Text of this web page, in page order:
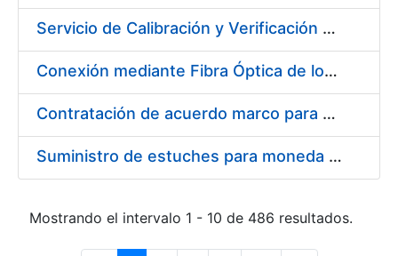
Servicio de Calibración y Verificación Externa de los Equipos de Medición del Servicio de Prevención de la FNMT-RCM
Conexión mediante Fibra Óptica de los Centros de Proceso de Datos (CPDs) de las sedes de la FNMT-RCM de Burgos y Madrid
Contratación de acuerdo marco para el Suministro de Material de Electricidad para la Fábrica Nacional de Moneda y Timbre-Real Casa de la Moneda en su centro de trabajo de Burgos
Suministro de estuches para moneda de 30 €
Mostrando el intervalo 1 - 10 de 486 resultados.